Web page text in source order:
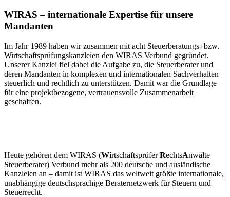
WIRAS – internationale Expertise für unsere
Mandanten
Im Jahr 1989 haben wir zusammen mit acht Steuerberatungs- bzw.
Wirtschaftsprüfungskanzleien den WIRAS Verbund gegründet.
Unserer Kanzlei fiel dabei die Aufgabe zu, die Steuerberater und
deren Mandanten in komplexen und internationalen Sachverhalten
steuerlich und rechtlich zu unterstützen. Damit war die Grundlage
für eine projektbezogene, vertrauensvolle Zusammenarbeit
geschaffen.
Heute gehören dem WIRAS (WirtschaftsprüferRechtsAnwälte
Steuerberater) Verbund mehr als 200 deutsche und ausländische
Kanzleien an – damit ist WIRAS das weltweit größte internationale,
unabhängige deutschsprachige Beraternetzwerk für Steuern und
Steuerrecht.